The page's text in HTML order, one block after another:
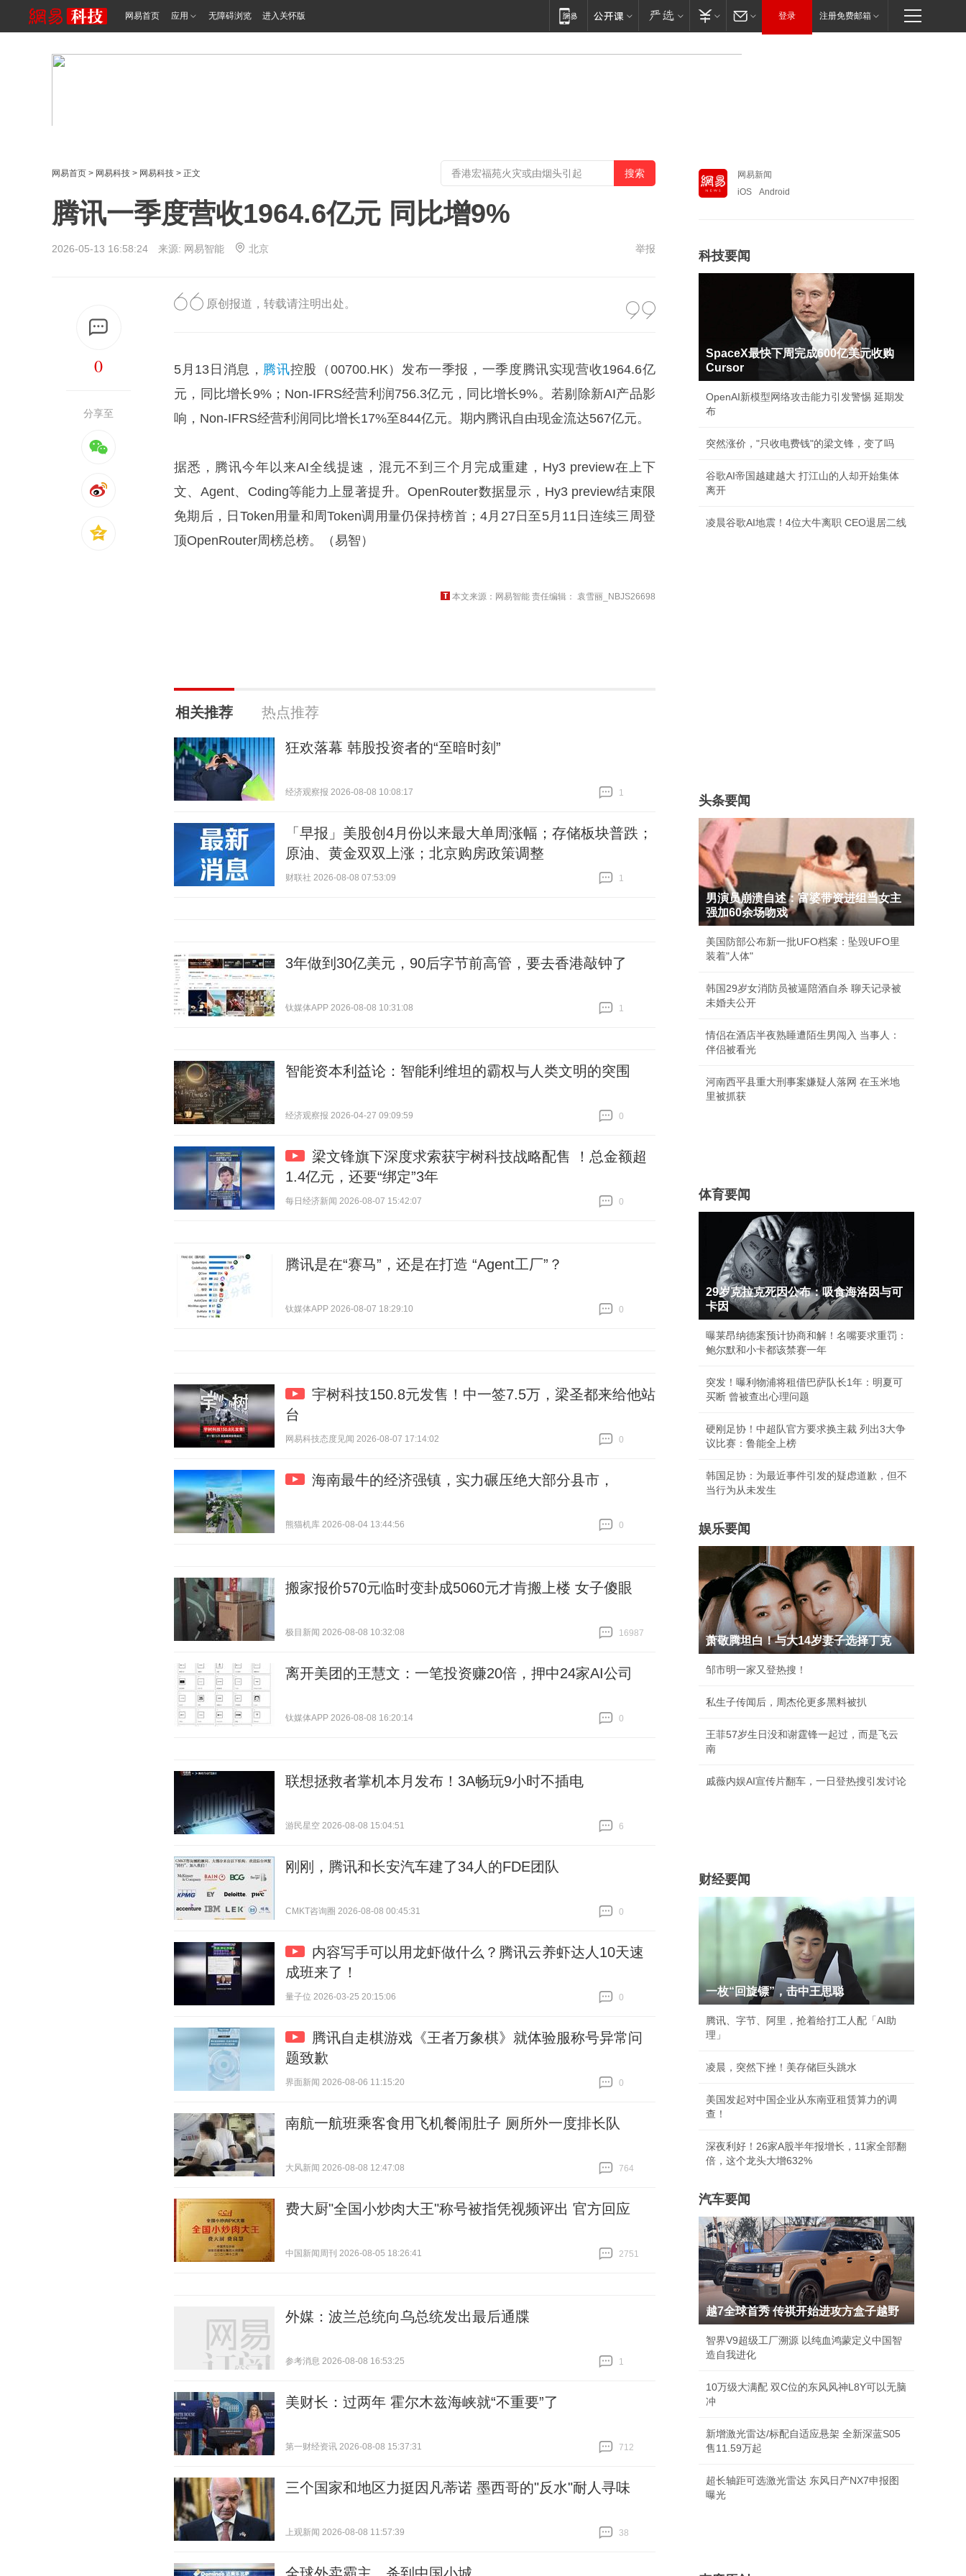
网易首页 应用 无障碍浏览 进入关怀版 登录 注册免费邮箱
网易首页 > 网易科技 > 网易科技 > 正文
腾讯一季度营收1964.6亿元 同比增9%
2026-05-13 16:58:24 来源: 网易智能 北京 举报
0
分享至
原创报道，转载请注明出处。
5月13日消息， 腾讯控股（00700.HK）发布一季报，一季度腾讯实现营收1964.6亿
元，同比增长9%；Non-IFRS经营利润756.3亿元，同比增长9%。若剔除新AI产品影
响，Non-IFRS经营利润同比增长17%至844亿元。期内腾讯自由现金流达567亿元。
据悉， 腾讯今年以来AI全线提速， 混元不到三个月完成重建，Hy3 preview在上下
文、Agent、Coding等能力上显著提升。OpenRouter数据显示，Hy3 preview结束限
免期后，日Token用量和周Token调用量仍保持榜首；4月27日至5月11日连续三周登
顶OpenRouter周榜总榜。（易智）
本文来源：网易智能 责任编辑： 袁雪丽_NBJS26698
相关推荐 热点推荐
狂欢落幕 韩股投资者的“至暗时刻”
经济观察报 2026-08-08 10:08:17
1
「早报」美股创4月份以来最大单周涨幅；存储板块普跌；
原油、黄金双双上涨；北京购房政策调整
财联社 2026-08-08 07:53:09
1
3年做到30亿美元，90后字节前高管，要去香港敲钟了
钛媒体APP 2026-08-08 10:31:08
1
智能资本利益论：智能利维坦的霸权与人类文明的突围
经济观察报 2026-04-27 09:09:59
0
梁文锋旗下深度求索获宇树科技战略配售 ！总金额超
1.4亿元，还要“绑定”3年
每日经济新闻 2026-08-07 15:42:07
0
腾讯是在“赛马”，还是在打造 “Agent工厂”？
钛媒体APP 2026-08-07 18:29:10
0
宇树科技150.8元发售！中一签7.5万，梁圣都来给他站
台
网易科技态度见闻 2026-08-07 17:14:02
0
海南最牛的经济强镇，实力碾压绝大部分县市，
熊猫机库 2026-08-04 13:44:56
0
搬家报价570元临时变卦成5060元才肯搬上楼 女子傻眼
极目新闻 2026-08-08 10:32:08
16987
离开美团的王慧文：一笔投资赚20倍，押中24家AI公司
钛媒体APP 2026-08-08 16:20:14
0
联想拯救者掌机本月发布！3A畅玩9小时不插电
游民星空 2026-08-08 15:04:51
6
刚刚，腾讯和长安汽车建了34人的FDE团队
CMKT咨询圈 2026-08-08 00:45:31
0
内容写手可以用龙虾做什么？腾讯云养虾达人10天速
成班来了！
量子位 2026-03-25 20:15:06
0
腾讯自走棋游戏《王者万象棋》就体验服称号异常问
题致歉
界面新闻 2026-08-06 11:15:20
0
南航一航班乘客食用飞机餐闹肚子 厕所外一度排长队
大风新闻 2026-08-08 12:47:08
764
费大厨"全国小炒肉大王"称号被指凭视频评出 官方回应
中国新闻周刊 2026-08-05 18:26:41
2751
外媒：波兰总统向乌总统发出最后通牒
参考消息 2026-08-08 16:53:25
1
美财长：过两年 霍尔木兹海峡就“不重要”了
第一财经资讯 2026-08-08 15:37:31
712
三个国家和地区力挺因凡蒂诺 墨西哥的"反水"耐人寻味
上观新闻 2026-08-08 11:57:39
38
网易新闻
iOS
Android
科技要闻
SpaceX最快下周完成600亿美元收购
Cursor
OpenAI新模型网络攻击能力引发警惕 延期发
布
突然涨价，"只收电费钱"的梁文锋，变了吗
谷歌AI帝国越建越大 打江山的人却开始集体
离开
凌晨谷歌AI地震！4位大牛离职 CEO退居二线
头条要闻
男演员崩溃自述：富婆带资进组当女主
强加60余场吻戏
美国防部公布新一批UFO档案：坠毁UFO里
装着"人体"
韩国29岁女消防员被逼陪酒自杀 聊天记录被
未婚夫公开
情侣在酒店半夜熟睡遭陌生男闯入 当事人：
伴侣被看光
河南西平县重大刑事案嫌疑人落网 在玉米地
里被抓获
体育要闻
29岁克拉克死因公布：吸食海洛因与可
卡因
曝莱昂纳德案预计协商和解！名嘴要求重罚：
鲍尔默和小卡都该禁赛一年
突发！曝利物浦将租借巴萨队长1年：明夏可
买断 曾被查出心理问题
硬刚足协！中超队官方要求换主裁 列出3大争
议比赛：鲁能全上榜
韩国足协：为最近事件引发的疑虑道歉，但不
当行为从未发生
娱乐要闻
萧敬腾坦白！与大14岁妻子选择丁克
邹市明一家又登热搜！
私生子传闻后，周杰伦更多黑料被扒
王菲57岁生日没和谢霆锋一起过，而是飞云
南
戚薇内娱AI宣传片翻车，一日登热搜引发讨论
财经要闻
一枚“回旋镖”，击中王思聪
腾讯、字节、阿里，抢着给打工人配「AI助
理」
凌晨，突然下挫！美存储巨头跳水
美国发起对中国企业从东南亚租赁算力的调
查！
深夜利好！26家A股半年报增长，11家全部翻
倍，这个龙头大增632%
汽车要闻
越7全球首秀 传祺开始进攻方盒子越野
智界V9超级工厂溯源 以纯血鸿蒙定义中国智
造自我进化
10万级大满配 双C位的东风风神L8Y可以无脑
冲
新增激光雷达/标配自适应悬架 全新深蓝S05
售11.59万起
超长轴距可选激光雷达 东风日产NX7申报图
曝光